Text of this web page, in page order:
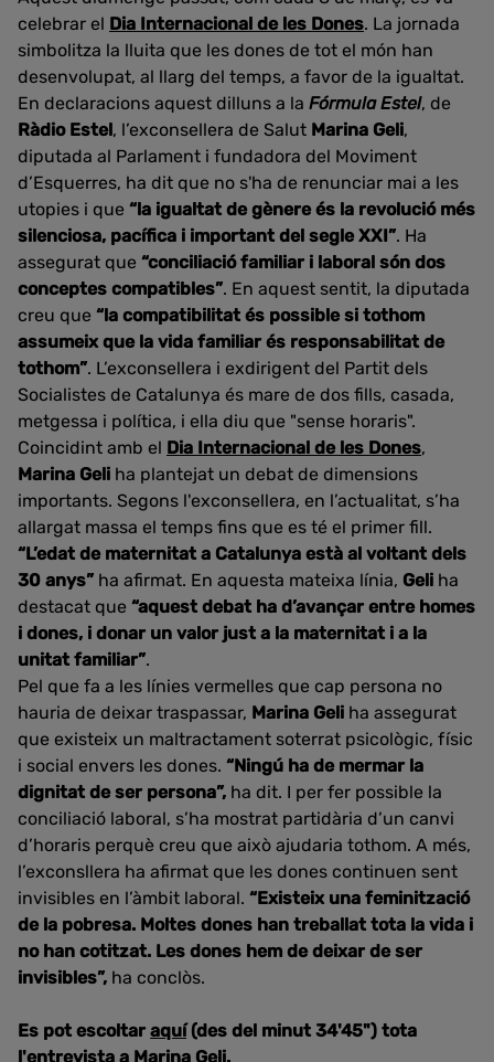
celebrar el Dia Internacional de les Dones. La jornada
simbolitza la lluita que les dones de tot el món han
desenvolupat, al llarg del temps, a favor de la igualtat.
En declaracions aquest dilluns a la Fórmula Estel, de
Ràdio Estel, l’exconsellera de Salut Marina Geli,
diputada al Parlament i fundadora del Moviment
d’Esquerres, ha dit que no s'ha de renunciar mai a les
utopies i que “la igualtat de gènere és la revolució més
silenciosa, pacífica i important del segle XXI”. Ha
assegurat que “conciliació familiar i laboral són dos
conceptes compatibles”. En aquest sentit, la diputada
creu que “la compatibilitat és possible si tothom
assumeix que la vida familiar és responsabilitat de
tothom”. L’exconsellera i exdirigent del Partit dels
Socialistes de Catalunya és mare de dos fills, casada,
metgessa i política, i ella diu que "sense horaris".
Coincidint amb el Dia Internacional de les Dones,
Marina Geli ha plantejat un debat de dimensions
importants. Segons l'exconsellera, en l’actualitat, s’ha
allargat massa el temps fins que es té el primer fill.
“L’edat de maternitat a Catalunya està al voltant dels
30 anys” ha afirmat. En aquesta mateixa línia, Geli ha
destacat que “aquest debat ha d’avançar entre homes
i dones, i donar un valor just a la maternitat i a la
unitat familiar”.
Pel que fa a les línies vermelles que cap persona no
hauria de deixar traspassar, Marina Geli ha assegurat
que existeix un maltractament soterrat psicològic, físic
i social envers les dones. “Ningú ha de mermar la
dignitat de ser persona”, ha dit. I per fer possible la
conciliació laboral, s’ha mostrat partidària d’un canvi
d’horaris perquè creu que això ajudaria tothom. A més,
l’exconsllera ha afirmat que les dones continuen sent
invisibles en l’àmbit laboral. “Existeix una feminització
de la pobresa. Moltes dones han treballat tota la vida i
no han cotitzat. Les dones hem de deixar de ser
invisibles”, ha conclòs.
Es pot escoltar aquí(des del minut 34'45") tota
l'entrevista a Marina Geli.